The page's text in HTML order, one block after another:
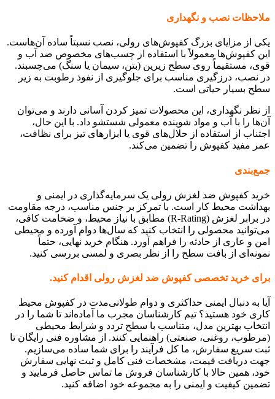
ملاحظات نصب و نگهداری
یکی از مزایای بزرگ کفپوش‌های رولی، نصب نسبتاً ساده آن‌هاست.
این کفپوش‌ها معمولاً با استفاده از چسب‌های مخصوص ضد آب و
قوی، مستقیماً روی سطح زیرین (بتن، سیمان یا سنگ) می‌چسبند.
در نصب، درزگیری مناسب برای جلوگیری از نفوذ رطوبت به زیر
سطح بسیار حیاتی است.
از نظر نگهداری، این محصولات تمیز کردن آسانی دارند و می‌توان
آن‌ها را با آب و مواد شوینده معمولی شستشو داد. با این حال،
اجتناب از استفاده از حلال‌های قوی یا ابزارهای تیز برای نظافت،
عمر مفید کفپوش را تضمین می‌کند.
جمع‌بندی
خرید کفپوش ضد لغزش رولی یک سرمایه‌گذاری در ایمنی و
بهداشت محیط کار است. با تمرکز بر جنس مناسب، درجه مقاومت
در برابر لغزش (R-Rating) مطابق با نیاز محیط، و ضخامت کافی،
می‌توانید محصولی را انتخاب کنید که سال‌ها دوام آورده و محیطی
امن و عاری از حادثه را فراهم آورد. هنگام خرید نهایی، حتماً
نمونه‌ای از بافت سطح را از نظر بصری و لمسی بررسی کنید.
برای خرید تخصصی کفپوش ضد لغزش رولی اقدام کنید.
آیا به دنبال ایمنی حداکثری و دوام طولانی‌مدت در کفپوش محیط
کاری خود هستید؟ تیم کارشناسان مجرب ما آماده‌اند تا شما را در
انتخاب بهترین مدل، متناسب با سطح تردد و شرایط محیطی
(مرطوب، روغنی، صنعتی) راهنمایی کنند. از مشاوره فنی رایگان تا
ثبت سریع سفارش، ما کل فرآیند را برای شما ساده می‌سازیم.
جهت دریافت قیمت، مشخصات فنی کامل و ثبت نهایی سفارش
خود، همین حالا با کارشناسان فروش ما تماس حاصل فرمایید و
تضمین کیفیت و ایمنی را به مجموعه خود اضافه کنید.